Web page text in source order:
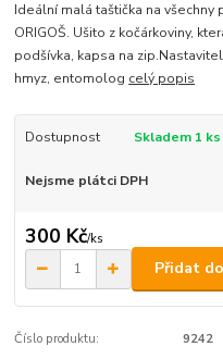
Ideální malá taštička na
ORIGOŠ. Ušito z kočárkoviny,
podšívka, kapsa na
hmyz, entomolog celý popis
Dostupnost Skladem 1 ks
Nejsme plátci DPH
300 Kč/ks
Přidat
Číslo produktu: 9242